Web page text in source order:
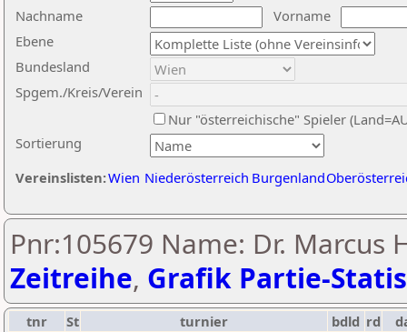
Nachname
Vorname
Ebene
Sortierung
Bundesland
Spgem./Kreis/Verein
Nur "österreichische" Spieler
Vereinslisten:Wien Niederösterreich Burgenland
Pnr:105679 Name: Dr. Marcus
Zeitreihe, Grafik Partie-
tnr St turnier bdld rd